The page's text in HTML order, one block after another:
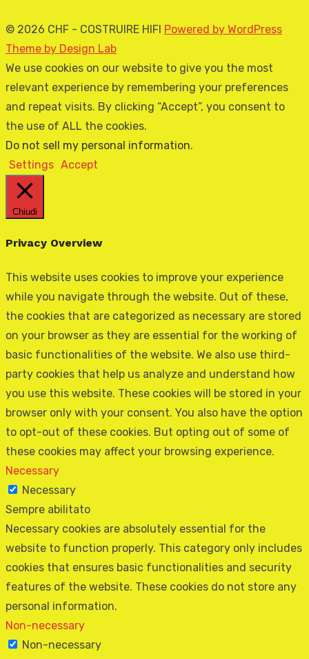
© 2026 CHF - COSTRUIRE HIFI Powered by WordPress
Theme by Design Lab
We use cookies on our website to give you the most
relevant experience by remembering your preferences
and repeat visits. By clicking “Accept”, you consent to
the use of ALL the cookies.
Do not sell my personal information.
Settings Accept
Chiudi
Privacy Overview
This website uses cookies to improve your experience
while you navigate through the website. Out of these,
the cookies that are categorized as necessary are stored
on your browser as they are essential for the working of
basic functionalities of the website. We also use third-
party cookies that help us analyze and understand how
you use this website. These cookies will be stored in your
browser only with your consent. You also have the option
to opt-out of these cookies. But opting out of some of
these cookies may affect your browsing experience.
Necessary
Necessary
Sempre abilitato
Necessary cookies are absolutely essential for the
website to function properly. This category only includes
cookies that ensures basic functionalities and security
features of the website. These cookies do not store any
personal information.
Non-necessary
Non-necessary